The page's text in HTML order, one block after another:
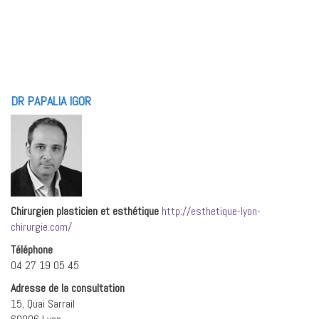
DR PAPALIA IGOR
Chirurgien plasticien et esthétique http://esthetique-lyon-
chirurgie.com/
Téléphone
04 27 19 05 45
Adresse de la consultation
15, Quai Sarrail